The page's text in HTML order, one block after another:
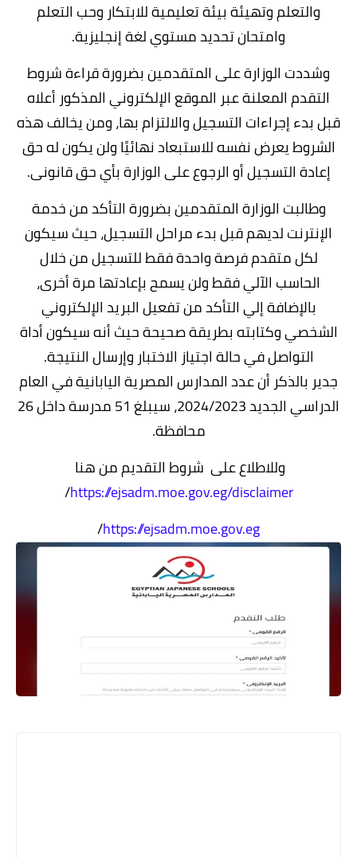
والتعلم وتهيئة بيئة تعليمية للابتكار وحب التعلم
وامتحان تحديد مستوي لغة إنجليزية.
وشددت الوزارة على المتقدمين بضرورة قراءة شروط
التقدم المعلنة عبر الموقع الإلكتروني المذكور أعلاه
قبل بدء إجراءات التسجيل والالتزام بها، ومن يخالف هذه
الشروط يعرض نفسه للاستبعاد نهائيًا ولن يكون له حق
إعادة التسجيل أو الرجوع على الوزارة بأي حق قانونى.
وطالبت الوزارة المتقدمين بضرورة التأكد من خدمة
الإنترنت لديهم قبل بدء مراحل التسجيل، حيث سيكون
لكل متقدم فرصة واحدة فقط للتسجيل من خلال
الحاسب الآلي فقط ولن يسمح بإعادتها مرة أخرى،
بالإضافة إلي التأكد من تفعيل البريد الإلكتروني
الشخصي وكتابته بطريقة صحيحة حيث أنه سيكون أداة
التواصل في حالة اجتياز الاختبار وإرسال النتيجة.
جدير بالذكر أن عدد المدارس المصرية اليابانية في العام
الدراسي الجديد 2024/2023، سيبلغ 51 مدرسة داخل 26
محافظة.
وللاطلاع على شروط التقديم من هنا
https://ejsadm.moe.gov.eg/disclaimer
/
https://ejsadm.moe.gov.eg
/